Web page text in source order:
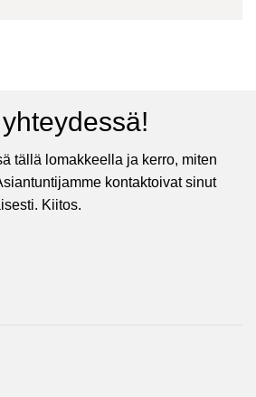
tällä lomakkeella ja kerro, miten
kontaktoivat sinut
Kiitos.